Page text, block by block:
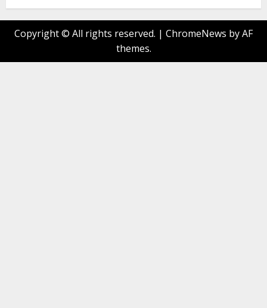
Copyright © All rights reserved. | ChromeNews by AF
themes.